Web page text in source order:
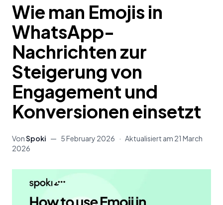
Wie man Emojis in
WhatsApp-
Nachrichten zur
Steigerung von
Engagement und
Konversionen einsetzt
VonSpoki — 5 February 2026 · Aktualisiert am 21 March
2026